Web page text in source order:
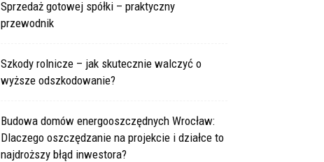
Sprzedaż gotowej spółki – praktyczny
przewodnik
Szkody rolnicze – jak skutecznie walczyć o
wyższe odszkodowanie?
Budowa domów energooszczędnych Wrocław:
Dlaczego oszczędzanie na projekcie i działce to
najdroższy błąd inwestora?